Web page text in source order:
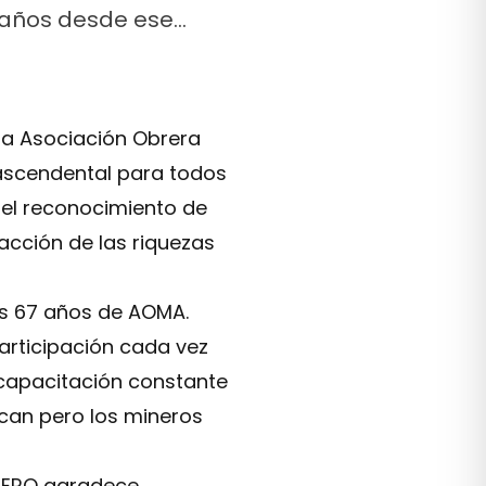
desde ese…
Asociación Obrera
para todos
reconocimiento de
de las riquezas
años de AOMA.
cada vez
constante
pero los mineros